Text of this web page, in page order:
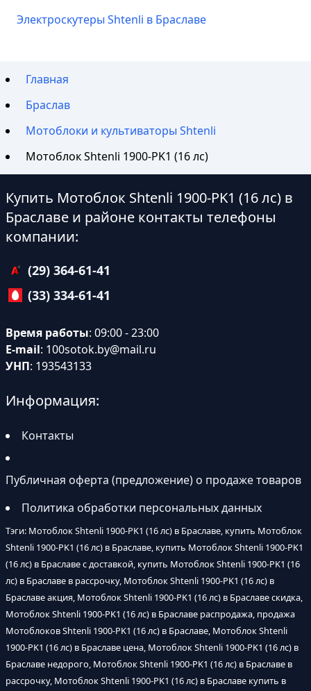
Электроскутеры Shtenli в Браславе
Главная
Браслав
Мотоблоки и культиваторы Shtenli
Мотоблок Shtenli 1900-PK1 (16 лс)
Купить Мотоблок Shtenli 1900-PK1 (16 лс) в
Браславе и районе контакты телефоны
компании:
(29) 364-61-41
(33) 334-61-41
Время работы: 09:00 - 23:00
E-mail: 100sotok.by@mail.ru
УНП: 193543133
Информация:
Контакты
Публичная оферта (предложение) о продаже товаров
Политика обработки персональных данных
Тэги: Мотоблок Shtenli 1900-PK1 (16 лс) в Браславе, купить Мотоблок
Shtenli 1900-PK1 (16 лс) в Браславе, купить Мотоблок Shtenli 1900-PK1
(16 лс) в Браславе с доставкой, купить Мотоблок Shtenli 1900-PK1 (16
лс) в Браславе в рассрочку, Мотоблок Shtenli 1900-PK1 (16 лс) в
Браславе акция, Мотоблок Shtenli 1900-PK1 (16 лс) в Браславе скидка,
Мотоблок Shtenli 1900-PK1 (16 лс) в Браславе распродажа, продажа
Мотоблоков Shtenli 1900-PK1 (16 лс) в Браславе, Мотоблок Shtenli
1900-PK1 (16 лс) в Браславе цена, Мотоблок Shtenli 1900-PK1 (16 лс) в
Браславе недорого, Мотоблок Shtenli 1900-PK1 (16 лс) в Браславе в
рассрочку, Мотоблок Shtenli 1900-PK1 (16 лс) в Браславе купить в